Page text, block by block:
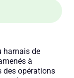
harnais de
à
des opérations